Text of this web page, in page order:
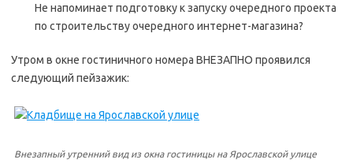
Не напоминает подготовку к запуску очередного проекта
по строительству очередного интернет-магазина?
Утром в окне гостиничного номера ВНЕЗАПНО проявился
следующий пейзажик:
Внезапный утренний вид из окна гостиницы на Ярославской улице